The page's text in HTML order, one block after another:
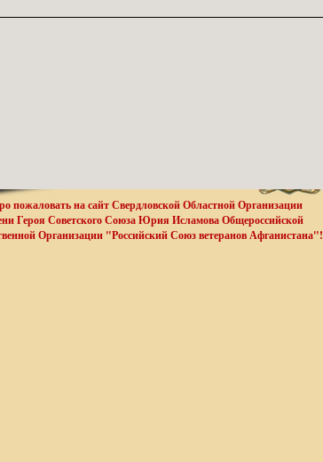
пожаловать на сайт Свердловской Областной Организации
Героя Советского Союза Юрия Исламова Общероссийской
Организации "Российский Союз ветеранов Афганистана"!